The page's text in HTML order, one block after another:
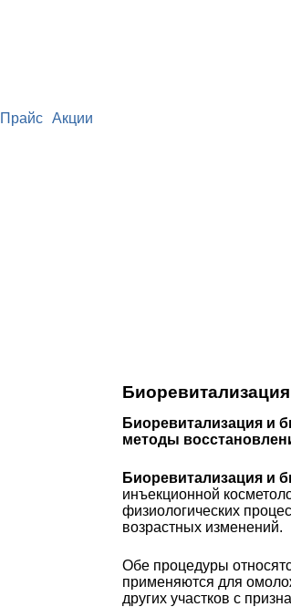
Прайс Акции
Биоревитализация и
методы
Биоревитализация и
инъекционной
физиологических
возрастных изменений.
Обе процедуры
применяются для
других участков с